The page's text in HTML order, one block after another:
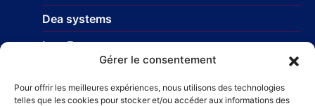
Gérer le consentement
Pour offrir les meilleures expériences, nous utilisons des technologies
telles que les cookies pour stocker et/ou accéder aux informations des
Dea systems
Isea France
Profils-systemes